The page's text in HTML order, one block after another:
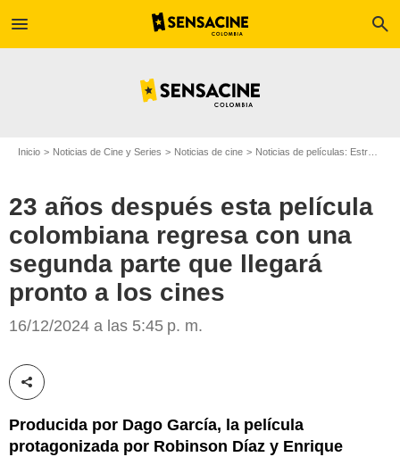
menu search
Inicio Noticias de Cine y Series Noticias de cine Noticias de películas: Estreno de película
23 años después esta película
colombiana regresa con una
segunda parte que llegará
pronto a los cines
16/12/2024 a las 5:45 p. m.
Compartir esta noticia
Producida por Dago García, la película
protagonizada por Robinson Díaz y Enrique